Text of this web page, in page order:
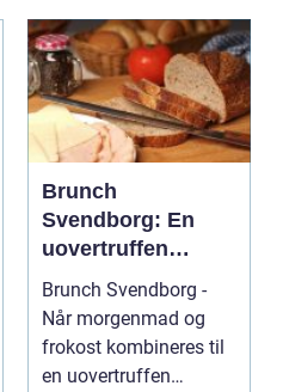
Brunch
Svendborg: En
uovertruffen
oplevelse for
eventyrrejsende
og backpackere
Brunch Svendborg -
Når morgenmad og
frokost kombineres til
en uovertruffen